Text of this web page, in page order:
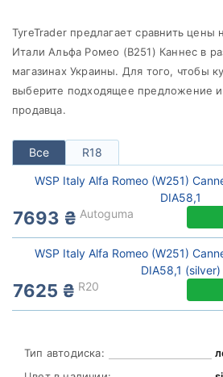
TyreTrader предлагает сравнить
Итали Альфа Ромео (В251) Каннес в
магазинах Украины. Для того, чтобы
выберите подходящее предложение и
продавца.
Все R18
WSP Italy Alfa Romeo (W251)
DIA58,1
7693 ₴ Autoguma
WSP Italy Alfa Romeo (W251)
DIA58,1 (silver)
7625 ₴ R20
Тип автодиска:
WSP Italy
Все бренды
Тип диска
Сбросить